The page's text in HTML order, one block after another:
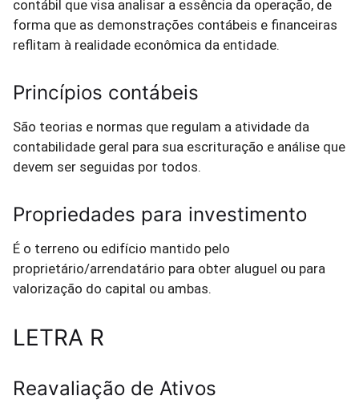
contábil que visa analisar a essência da operação, de
forma que as demonstrações contábeis e financeiras
reflitam à realidade econômica da entidade.
Princípios contábeis
São teorias e normas que regulam a atividade da
contabilidade geral para sua escrituração e análise que
devem ser seguidas por todos.
Propriedades para investimento
É o terreno ou edifício mantido pelo
proprietário/arrendatário para obter aluguel ou para
valorização do capital ou ambas.
LETRA R
Reavaliação de Ativos